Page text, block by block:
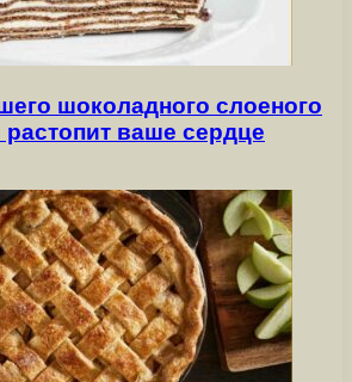
шоколадного слоеного
растопит ваше сердце